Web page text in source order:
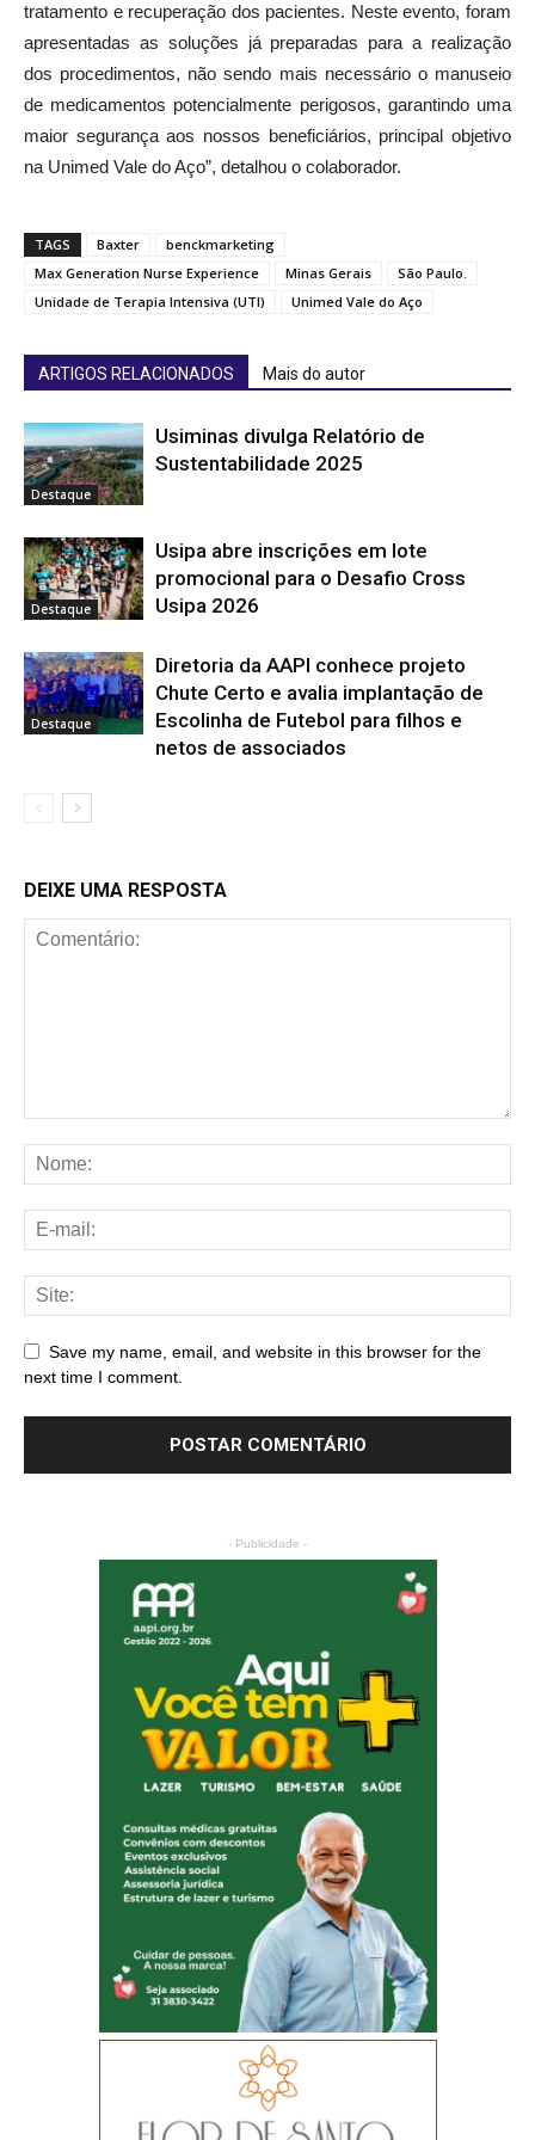
tratamento e recuperação dos pacientes. Neste evento, foram
apresentadas as soluções já preparadas para a realização
dos procedimentos, não sendo mais necessário o manuseio
de medicamentos potencialmente perigosos, garantindo uma
maior segurança aos nossos beneficiários, principal objetivo
na Unimed Vale do Aço”, detalhou o colaborador.
TAGS Baxter
benckmarketing
Max Generation Nurse Experience
Minas Gerais
São Paulo.
Unidade de Terapia Intensiva (UTI)
Unimed Vale do Aço
ARTIGOS RELACIONADOS Mais do autor
Destaque
Usiminas divulga Relatório de
Sustentabilidade 2025
Destaque
Usipa abre inscrições em lote
promocional para o Desafio Cross
Usipa 2026
Destaque
Diretoria da AAPI conhece projeto
Chute Certo e avalia implantação de
Escolinha de Futebol para filhos e
netos de associados
DEIXE UMA RESPOSTA
Save my name, email, and website in this browser for the
next time I comment.
- Publicidade -